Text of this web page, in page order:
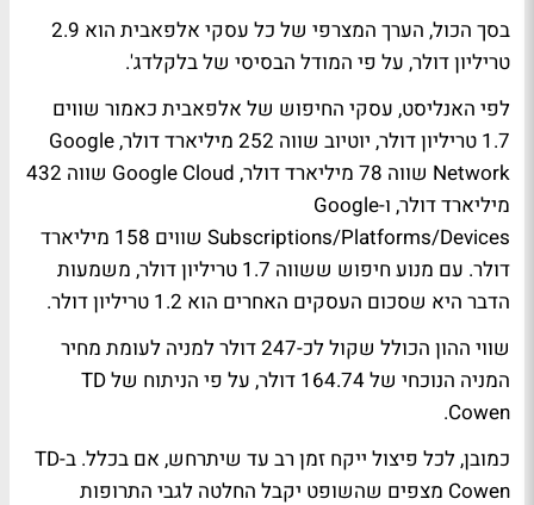
בסך הכול, הערך המצרפי של כל עסקי אלפאבית הוא 2.9
טריליון דולר, על פי המודל הבסיסי של בלקלדג'.
לפי האנליסט, עסקי החיפוש של אלפאבית כאמור שווים
1.7 טריליון דולר, יוטיוב שווה 252 מיליארד דולר, Google
Network שווה 78 מיליארד דולר, Google Cloud שווה 432
מיליארד דולר, ו-Google
Subscriptions/Platforms/Devices שווים 158 מיליארד
דולר. עם מנוע חיפוש ששווה 1.7 טריליון דולר, משמעות
הדבר היא שסכום העסקים האחרים הוא 1.2 טריליון דולר.
שווי ההון הכולל שקול לכ-247 דולר למניה לעומת מחיר
המניה הנוכחי של 164.74 דולר, על פי הניתוח של TD
Cowen.
כמובן, לכל פיצול ייקח זמן רב עד שיתרחש, אם בכלל. ב-TD
Cowen מצפים שהשופט יקבל החלטה לגבי התרופות